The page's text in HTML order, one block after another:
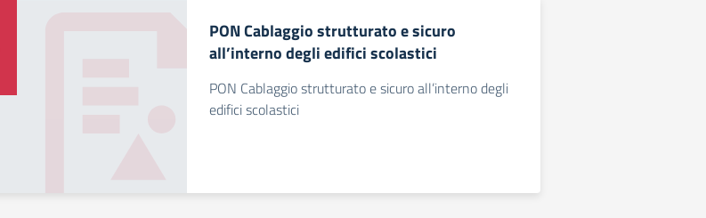
PON Cablaggio strutturato e sicuro
all’interno degli edifici scolastici
PON Cablaggio strutturato e sicuro all’interno degli
edifici scolastici